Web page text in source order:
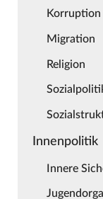
Migration
Religion
Innenpolitik
Innere